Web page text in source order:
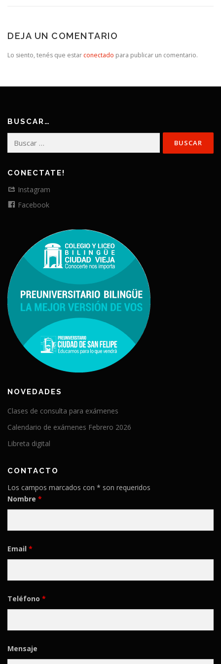
DEJA UN COMENTARIO
Lo siento, tenés que estar conectado para publicar un comentario.
BUSCAR…
CONECTATE!
Instagram
Facebook
NOVEDADES
Clases de consulta para exámenes
Calendario de exámenes Febrero 2026
Libreta digital
CONTACTO
Los campos marcados con * son requeridos
Nombre *
Email *
Teléfono *
Mensaje